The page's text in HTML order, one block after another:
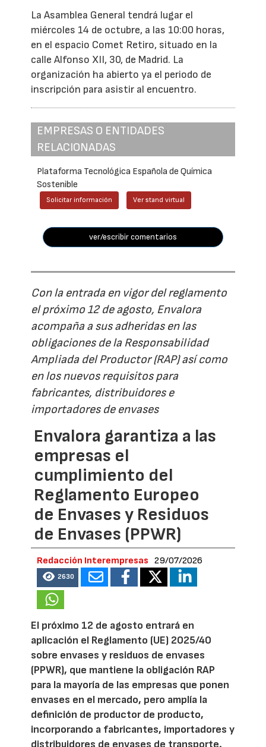
La Asamblea General tendrá lugar el
miércoles 14 de octubre, a las 10:00 horas,
en el espacio Comet Retiro, situado en la
calle Alfonso XII, 30, de Madrid. La
organización ha abierto ya el periodo de
inscripción para asistir al encuentro.
EMPRESAS O ENTIDADES
RELACIONADAS
Plataforma Tecnológica Española de Química
Sostenible
Solicitar información Ver stand virtual
ver/escribir comentarios
Con la entrada en vigor del reglamento
el próximo 12 de agosto, Envalora
acompaña a sus adheridas en las
obligaciones de la Responsabilidad
Ampliada del Productor (RAP) así como
en los nuevos requisitos para
fabricantes, distribuidores e
importadores de envases
Envalora garantiza a las
empresas el
cumplimiento del
Reglamento Europeo
de Envases y Residuos
de Envases (PPWR)
Redacción Interempresas 29/07/2026
2630
El próximo 12 de agosto entrará en
aplicación el Reglamento (UE) 2025/40
sobre envases y residuos de envases
(PPWR), que mantiene la obligación RAP
para la mayoría de las empresas que ponen
envases en el mercado, pero amplía la
definición de productor de producto,
incorporando a fabricantes, importadores y
distribuidores de envases de transporte.